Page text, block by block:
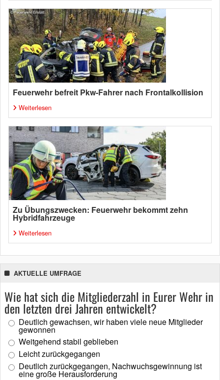
Feuerwehr befreit Pkw-Fahrer nach Frontalkollision
Weiterlesen
Zu Übungszwecken: Feuerwehr bekommt zehn
Hybridfahrzeuge
Weiterlesen
AKTUELLE UMFRAGE
Wie hat sich die Mitgliederzahl in Eurer Wehr in
den letzten drei Jahren entwickelt?
Deutlich gewachsen, wir haben viele neue Mitglieder
gewonnen
Weitgehend stabil geblieben
Leicht zurückgegangen
Deutlich zurückgegangen, Nachwuchsgewinnung ist
eine große Herausforderung